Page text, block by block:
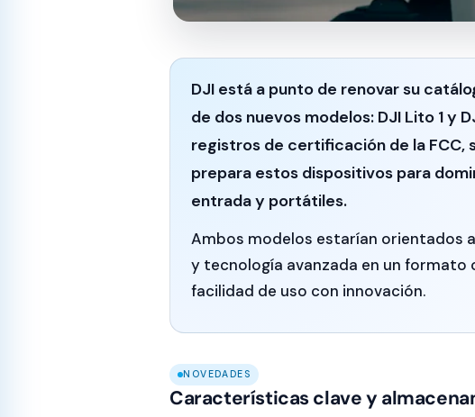
DJI está a punto de renovar su
de dos nuevos modelos: DJI Lito 1y
registros de certificación de la FCC,
prepara estos dispositivos para
entrada y portátiles.
Ambos modelos estarían orientados
y tecnología avanzada en un
facilidad de uso con innovación.
NOVEDADES
Características clave y